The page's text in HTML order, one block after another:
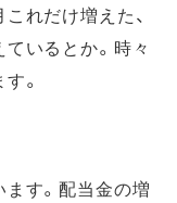
れだけ増えた、
いるとか。時々
。
す。配当金の増